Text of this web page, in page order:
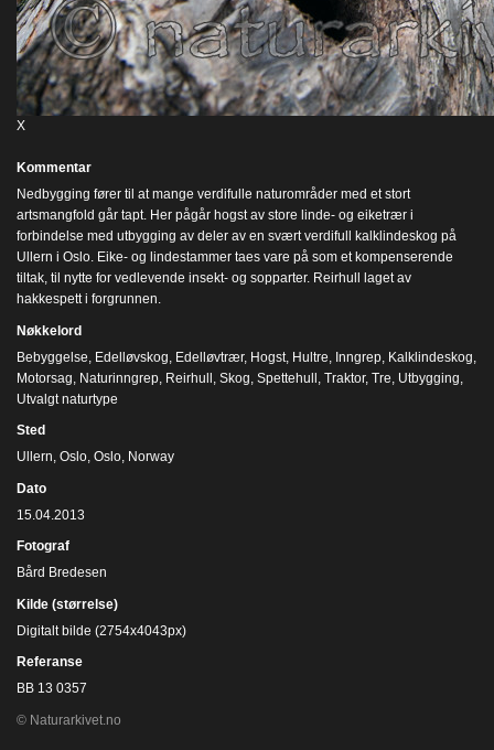
X
Kommentar
Nedbygging fører til at mange verdifulle naturområder med et stort
artsmangfold går tapt. Her pågår hogst av store linde- og eiketrær i
forbindelse med utbygging av deler av en svært verdifull kalklindeskog på
Ullern i Oslo. Eike- og lindestammer taes vare på som et kompenserende
tiltak, til nytte for vedlevende insekt- og sopparter. Reirhull laget av
hakkespett i forgrunnen.
Nøkkelord
Bebyggelse Edelløvskog Edelløvtrær, Hogst Hultre Inngrep Kalklindeskog
Motorsag Naturinngrep Reirhull Skog Spettehull Traktor, Tre Utbygging
Utvalgt naturtype
Sted
Ullern, Oslo, Oslo, Norway
Dato
15.04.2013
Fotograf
Bård Bredesen
Kilde (størrelse)
Digitalt bilde (2754x4043px)
Referanse
BB 13 0357
© Naturarkivet.no